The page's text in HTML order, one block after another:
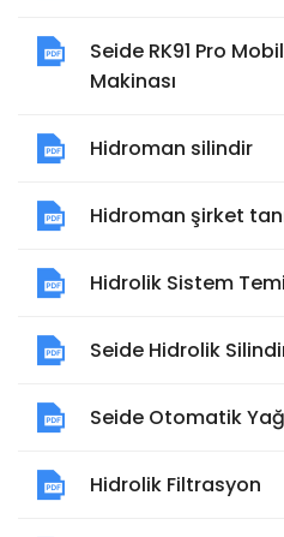
Seide RK91 Pro
Makinası
Hidroman silindir
Hidroman şirket
Hidrolik Sistem
Seide Hidrolik
Seide Otomatik
Hidrolik Filtrasyon